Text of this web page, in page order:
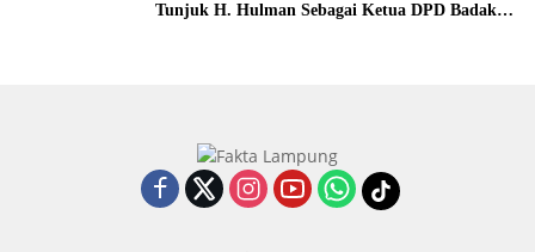
Tunjuk H. Hulman Sebagai Ketua DPD Badak